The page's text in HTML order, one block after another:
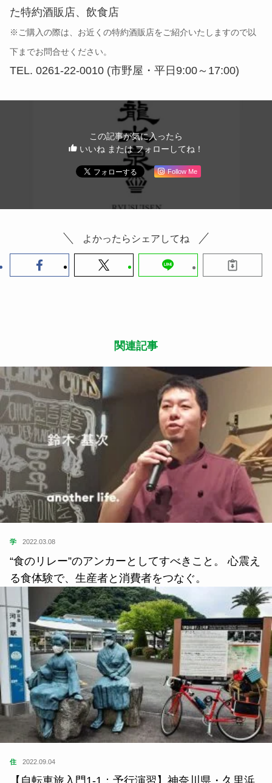
た特約酒販店、飲食店
※ご購入の際は、お近くの特約酒販店をご紹介いたしますので以
下までお問合せください。
TEL. 0261-22-0010 (市野屋・平日9:00～17:00)
この記事が気に入ったら
いいね または フォローしてね！
Follow Me
よかったらシェアしてね
関連記事
学 2022.03.08
“食のリレー”のアンカーとしてすべきこと。 心震え
る食体験で、生産者と消費者をつなぐ。
住 2022.09.04